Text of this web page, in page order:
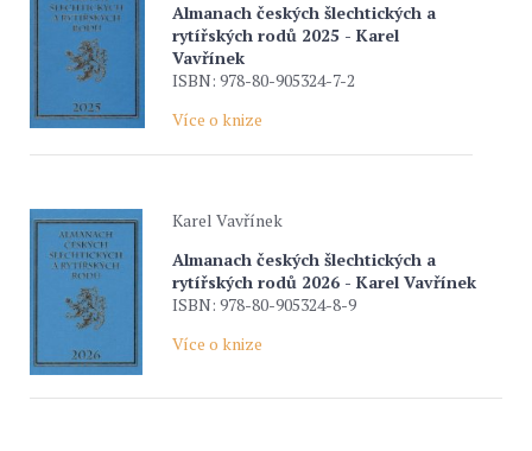
Almanach českých šlechtických a
rytířských rodů 2025 - Karel
Vavřínek
ISBN: 978-80-905324-7-2
Více o knize
Karel Vavřínek
Almanach českých šlechtických a
rytířských rodů 2026 - Karel Vavřínek
ISBN: 978-80-905324-8-9
Více o knize